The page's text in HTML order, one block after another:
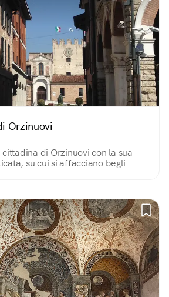
Orzinuovi
di Orzinuovi con la sua
su cui si affacciano begli